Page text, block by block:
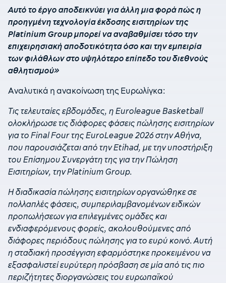
Αυτό το έργο αποδεικνύει για άλλη μια φορά πώς η
προηγμένη τεχνολογία έκδοσης εισιτηρίων της
Platinium Group μπορεί να αναβαθμίσει τόσο την
επιχειρησιακή αποδοτικότητα όσο και την εμπειρία
των φιλάθλων στο υψηλότερο επίπεδο του διεθνούς
αθλητισμού»
Αναλυτικά η ανακοίνωση της Ευρωλίγκα:
Τις τελευταίες εβδομάδες, η Euroleague Basketball
ολοκλήρωσε τις διάφορες φάσεις πώλησης εισιτηρίων
για το Final Four της EuroLeague 2026 στην Αθήνα,
που παρουσιάζεται από την Etihad, με την υποστήριξη
του Επίσημου Συνεργάτη της για την Πώληση
Εισιτηρίων, την Platinium Group.
Η διαδικασία πώλησης εισιτηρίων οργανώθηκε σε
πολλαπλές φάσεις, συμπεριλαμβανομένων ειδικών
προπωλήσεων για επιλεγμένες ομάδες και
ενδιαφερόμενους φορείς, ακολουθούμενες από
διάφορες περιόδους πώλησης για το ευρύ κοινό. Αυτή
η σταδιακή προσέγγιση εφαρμόστηκε προκειμένου να
εξασφαλιστεί ευρύτερη πρόσβαση σε μία από τις πιο
περιζήτητες διοργανώσεις του ευρωπαϊκού